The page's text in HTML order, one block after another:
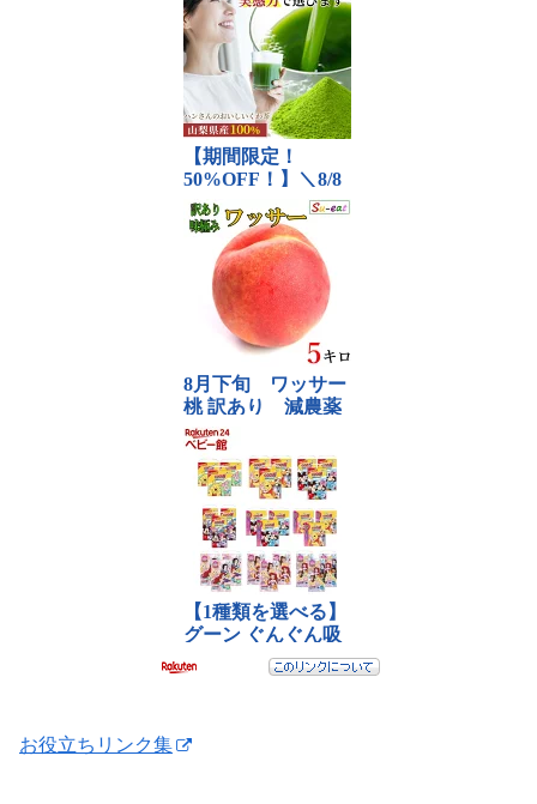
お役立ちリンク集